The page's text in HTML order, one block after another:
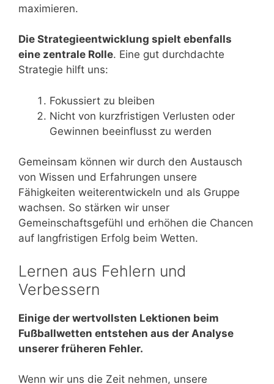
maximieren.
Die Strategieentwicklung spielt ebenfalls
eine zentrale Rolle. Eine gut durchdachte
Strategie hilft uns:
Fokussiert zu bleiben
Nicht von kurzfristigen Verlusten oder
Gewinnen beeinflusst zu werden
Gemeinsam können wir durch den Austausch
von Wissen und Erfahrungen unsere
Fähigkeiten weiterentwickeln und als Gruppe
wachsen. So stärken wir unser
Gemeinschaftsgefühl und erhöhen die Chancen
auf langfristigen Erfolg beim Wetten.
Lernen aus Fehlern und
Verbessern
Einige der wertvollsten Lektionen beim
Fußballwetten entstehen aus der Analyse
unserer früheren Fehler.
Wenn wir uns die Zeit nehmen, unsere